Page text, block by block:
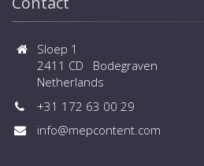
Sloep 1
2411 CD Bodegraven
Netherlands
+31 172 63 00 29
info@mepcontent.com